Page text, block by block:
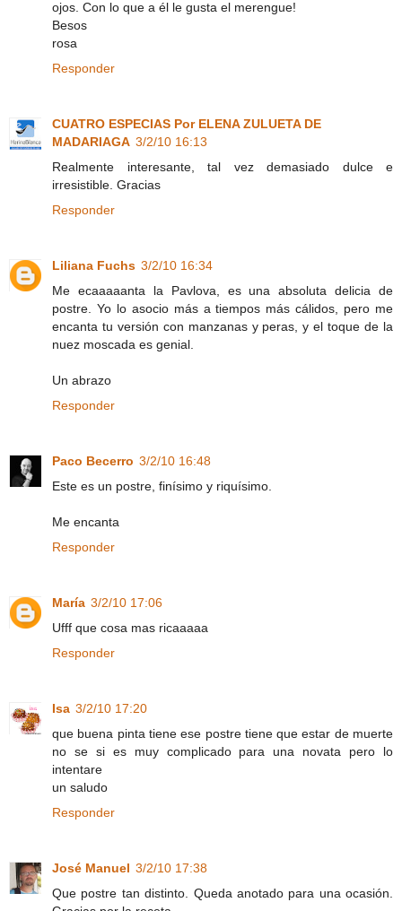
ojos. Con lo que a él le gusta el merengue!
Besos
rosa
Responder
CUATRO ESPECIAS Por ELENA ZULUETA DE
MADARIAGA 3/2/10 16:13
Realmente interesante, tal vez demasiado dulce e
irresistible. Gracias
Responder
Liliana Fuchs 3/2/10 16:34
Me ecaaaaanta la Pavlova, es una absoluta delicia de
postre. Yo lo asocio más a tiempos más cálidos, pero me
encanta tu versión con manzanas y peras, y el toque de la
nuez moscada es genial.
Un abrazo
Responder
Paco Becerro 3/2/10 16:48
Este es un postre, finísimo y riquísimo.
Me encanta
Responder
María 3/2/10 17:06
Ufff que cosa mas ricaaaaa
Responder
Isa 3/2/10 17:20
que buena pinta tiene ese postre tiene que estar de muerte
no se si es muy complicado para una novata pero lo
intentare
un saludo
Responder
José Manuel 3/2/10 17:38
Que postre tan distinto. Queda anotado para una ocasión.